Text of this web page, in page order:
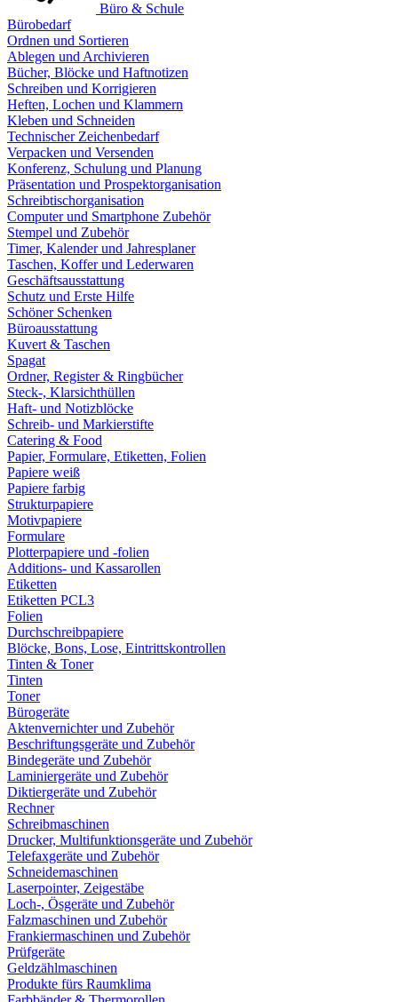
Büro & Schule
Bürobedarf
Ordnen und Sortieren
Ablegen und Archivieren
Bücher, Blöcke und Haftnotizen
Schreiben und Korrigieren
Heften, Lochen und Klammern
Kleben und Schneiden
Technischer Zeichenbedarf
Verpacken und Versenden
Konferenz, Schulung und Planung
Präsentation und Prospektorganisation
Schreibtischorganisation
Computer und Smartphone Zubehör
Stempel und Zubehör
Timer, Kalender und Jahresplaner
Taschen, Koffer und Lederwaren
Geschäftsausstattung
Schutz und Erste Hilfe
Schöner Schenken
Büroausstattung
Kuvert & Taschen
Spagat
Ordner, Register & Ringbücher
Steck-, Klarsichthüllen
Haft- und Notizblöcke
Schreib- und Markierstifte
Catering & Food
Papier, Formulare, Etiketten, Folien
Papiere weiß
Papiere farbig
Strukturpapiere
Motivpapiere
Formulare
Plotterpapiere und -folien
Additions- und Kassarollen
Etiketten
Etiketten PCL3
Folien
Durchschreibpapiere
Blöcke, Bons, Lose, Eintrittskontrollen
Tinten & Toner
Tinten
Toner
Bürogeräte
Aktenvernichter und Zubehör
Beschriftungsgeräte und Zubehör
Bindegeräte und Zubehör
Laminiergeräte und Zubehör
Diktiergeräte und Zubehör
Rechner
Schreibmaschinen
Drucker, Multifunktionsgeräte und Zubehör
Telefaxgeräte und Zubehör
Schneidemaschinen
Laserpointer, Zeigestäbe
Loch-, Ösgeräte und Zubehör
Falzmaschinen und Zubehör
Frankiermaschinen und Zubehör
Prüfgeräte
Geldzählmaschinen
Produkte fürs Raumklima